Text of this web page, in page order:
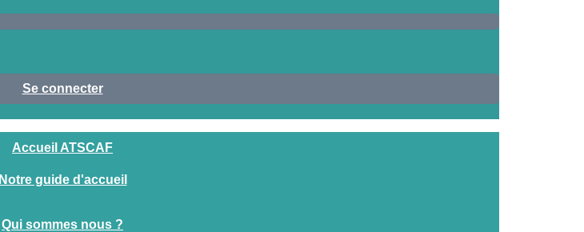
Se connecter
Accueil ATSCAF
Notre guide d'accueil
Qui sommes nous ?